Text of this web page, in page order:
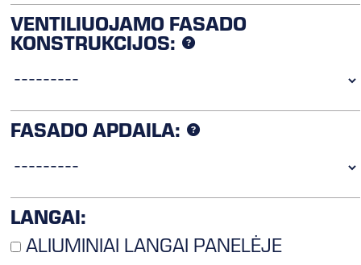
VENTILIUOJAMO FASADO
KONSTRUKCIJOS:
FASADO APDAILA:
LANGAI:
ALIUMINIAI LANGAI PANELĖJE